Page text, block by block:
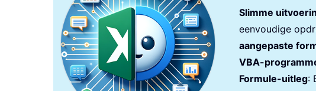
End If
Else
Set pptPres = pptApp.
Set pptSlide = pptPres.Slides .
End If
End If
Slimme
eenvoudige
aangepaste
VBA-
Formule-uitleg: